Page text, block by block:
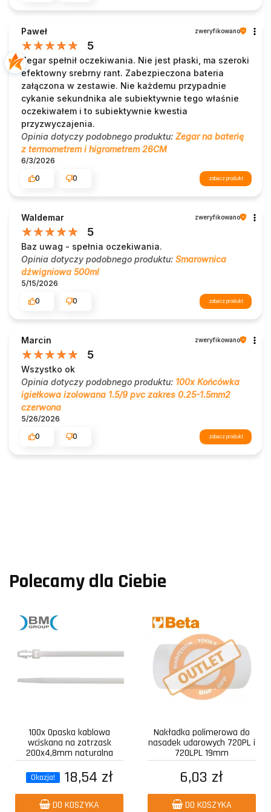
Paweł zweryfikowano
5
Zegar spełnił oczekiwania. Nie jest płaski, ma szeroki
efektowny srebrny rant. Zabezpieczona bateria
załączona w zestawie. Nie każdemu przypadnie
cykanie sekundnika ale subiektywnie tego właśnie
oczekiwałem i to subiektywnie kwestia
przyzwyczajenia.
Opinia dotyczy podobnego produktu: Zegar na baterię
z termometrem i higrometrem 26CM
6/3/2026
0
0 zobacz produkt
Waldemar zweryfikowano
5
Baz uwag - spełnia oczekiwania.
Opinia dotyczy podobnego produktu: Smarownica
dźwigniowa 500ml
5/15/2026
0
0 zobacz produkt
Marcin zweryfikowano
5
Wszystko ok
Opinia dotyczy podobnego produktu: 100x Końcówka
igiełkowa izolowana 1.5/9 pvc zakres 0.25-1.5mm2
czerwona
5/26/2026
0
0 zobacz produkt
Polecamy dla Ciebie
100x Opaska kablowa
wciskana na zatrzask
200x4,8mm naturalna
Okazja! 18,54 zł
DO KOSZYKA
Nakładka polimerowa do
nasadek udarowych 720PL i
720LPL 19mm
6,03 zł
DO KOSZYKA